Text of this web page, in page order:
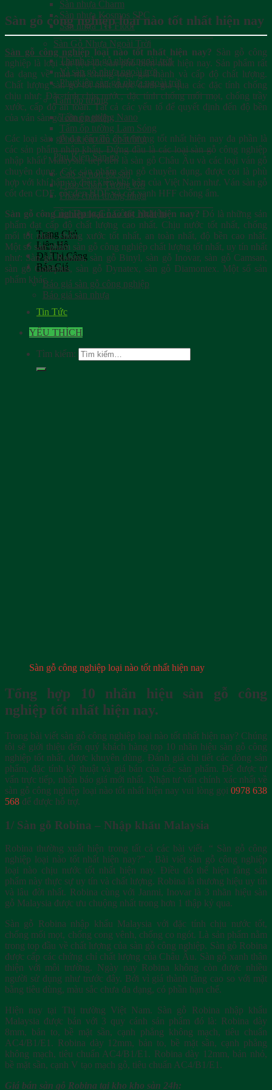
Sàn nhựa Charm
Sàn nhựa Kosmos SPC
Sàn nhựa TH Floor
Sàn Gỗ Nhựa Ngoài Trời
Thanh sàn gỗ nhựa ngoài trời
Vỉ sàn gỗ nhựa ngoài trời
Phụ kiện sàn gỗ nhựa ngoài trời
Tấm ốp tường
Tấm ốp tường Nano
Tấm ốp tường Lam Sóng
Phụ kiện tấm ốp tường
Phụ Kiện Sàn gỗ
Cao su non lót sàn
Phào Chân Tường Gỗ
Phào chân tường nhựa
Cầu Thang Gỗ Công Nghiệp
Trang Chủ
Liên Hệ
Đã Thi Công
Báo Giá
Báo giá sàn gỗ công nghiệp
Báo giá sàn nhựa
Tin Tức
YÊU THÍCH
Tìm kiếm:
Sàn gỗ công nghiệp loại nào tốt nhất hiện nay
Sàn gỗ công nghiệp loại nào tốt nhất hiện nay? Sàn gỗ công
nghiệp là loại vật liệu lót sàn phổ biến nhất hiện nay. Sản phẩm rất
đa dạng về mẫu mã chủng loại, giá thành và cấp độ chất lượng.
Chất lượng sàn gỗ tốt nhất được đánh giá qua các đặc tính chống
chịu như: Đặc tính chịu nước, đặc tính chống mối mọt, chống trầy
xước, cấp độ an toàn. Tất cả các yếu tố để quyết định đến độ bền
của ván sàn gỗ công nghiệp.
Các loại sàn gỗ đạt cấp độ chất lượng tốt nhất hiện nay đa phần là
các sản phẩm nhập khẩu. Đứng đầu là các loại sàn gỗ công nghiệp
nhập khẩu Malaysia, tiếp đến là sàn gỗ Châu Âu và các loại ván gỗ
chuyên dụng. Các sản phẩm sàn gỗ chuyên dụng, được coi là phù
hợp với khí hậu và điều kiện khí hậu của Việt Nam như. Ván sàn gỗ
cốt đen CDF, cốt đen HDF và cốt xanh HFF chống ẩm.
Sàn gỗ công nghiệp loại nào tốt nhất hiện nay? Đó là những sản
phẩm đạt cấp độ chất lượng cao nhất. Chịu nước tốt nhất, chống
mối tốt nhất, chống xước tốt nhất, an toàn nhất, độ bền cao nhất.
Một số sản phẩm sàn gỗ công nghiệp chất lượng tốt nhất, uy tín nhất
như: Sàn gỗ Robina, sàn gỗ Binyl, sàn gỗ Inovar, sàn gỗ Camsan,
sàn gỗ Goldplus, sàn gỗ Dynatex, sàn gỗ Diamontex. Một số sản
phẩm khác.
Sàn gỗ công nghiệp loại nào tốt nhất hiện nay
Tổng hợp 10 nhãn hiệu sàn gỗ công
nghiệp tốt nhất hiện nay.
Trong bài viết sàn gỗ công nghiệp loại nào tốt nhất hiện nay? Chúng
tôi sẽ giới thiệu đến quý khách hàng top 10 nhãn hiệu sàn gỗ công
nghiệp tốt nhất, được khuyên dùng. Đánh giá chi tiết các dòng sản
phẩm, đặc tính kỹ thuật và giá bán của các sản phẩm. Để được tư
vấn trực tiếp, nhận báo giá mới nhất. Nhận tư vấn chính xác nhất về
sàn gỗ công nghiệp loại nào tốt nhất hiện nay vui lòng gọi 0978 638
568 để được hỗ trợ.
1/ Sàn gỗ Robina – Nhập khẩu Malaysia
Robina thường xuất hiện trong tất cả các bài viết. “ Sàn gỗ công
nghiệp loại nào tốt nhất hiện nay?” . Bài viết sàn gỗ công nghiệp
loại nào chịu nước tốt nhất hiện nay. Điều đó thể hiện rằng sản
phẩm này thực sự uy tín và chất lượng. Robina là thương hiệu uy tín
và lâu đời nhất. Robina cùng với Janmi, Inovar là 3 nhãn hiệu sàn
gỗ Malaysia được ưu chuộng nhất trong hơn 1 thập kỷ qua.
Sàn gỗ Robina nhập khẩu Malaysia với đặc tính chịu nước tốt,
chống mối mọt, chống cong vênh, chống co ngót. Là sản phẩm nằm
trong top đầu về chất lượng của sàn gỗ công nghiệp. Sàn gỗ Robina
được cấp các chứng chỉ chất lượng của Châu Âu. Sàn gỗ xanh thân
thiện với môi trường. Ngày nay Robina không còn được nhiều
người sử dụng như trước đây. Bởi vì giá thành tăng cao so với mặt
bằng tiêu dùng, màu sắc chưa đa dạng, có phần hạn chế.
Hiện nay tại Thị trường Việt Nam. Sàn gỗ Robina nhập khẩu
Malaysia được bán với 3 quy cánh sản phẩm đó là: Robina dày
8mm, bản to, bề mặt sần, cạnh phẳng không mạch, tiêu chuẩn
AC4/B1/E1. Robina dày 12mm, bản to, bề mặt sần, cạnh phẳng
không mạch, tiêu chuẩn AC4/B1/E1. Robina dày 12mm, bản nhỏ,
bề mặt sần, cạnh V tạo mạch gỗ, tiêu chuẩn AC4/B1/E1.
Giá bán sàn gỗ Robina tại kho kho sàn 24h: